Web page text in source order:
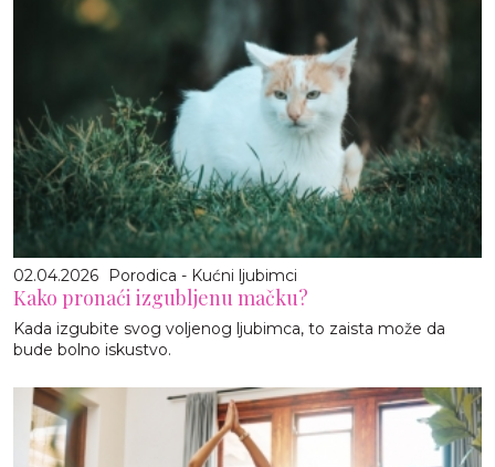
02.04.2026 Porodica - Kućni ljubimci
Kako pronaći izgubljenu mačku?
Kada izgubite svog voljenog ljubimca, to zaista može da
bude bolno iskustvo.